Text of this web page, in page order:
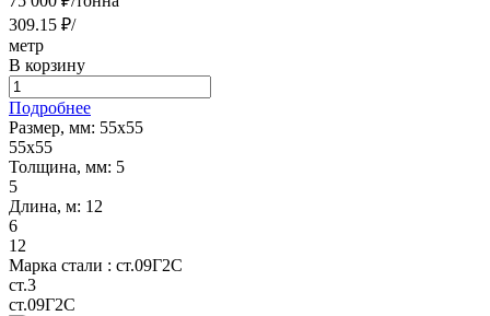
309.15 ₽/
метр
В корзину
Подробнее
Размер, мм: 55х55
55х55
Толщина, мм: 5
5
Длина, м: 12
6
12
Марка стали : ст.09Г2С
ст.3
ст.09Г2С